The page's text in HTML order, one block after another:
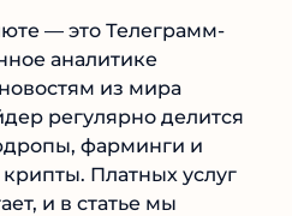
— это Телеграмм-
аналитике
из мира
регулярно делится
фарминги и
Платных услуг
и в статье мы